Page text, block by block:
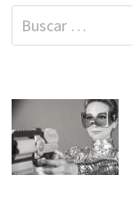
Buscar: